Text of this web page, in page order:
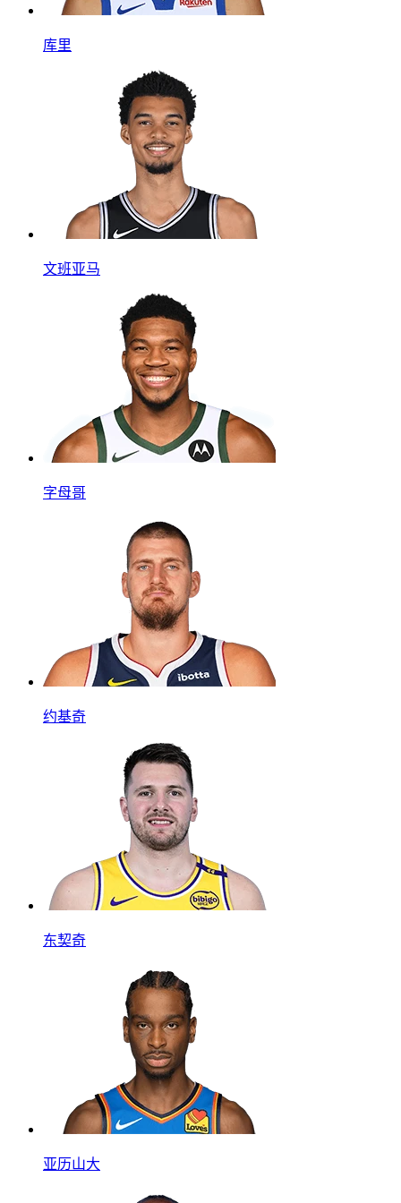
库里
文班亚马
字母哥
约基奇
东契奇
亚历山大